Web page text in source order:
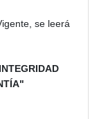
se leerá